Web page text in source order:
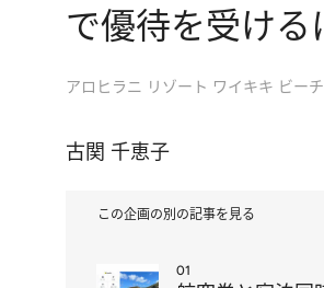
で優待を受ける
アロヒラニ リゾート ワイキキ ビーチ
古関 千恵子
この企画の別の記事を見る
01